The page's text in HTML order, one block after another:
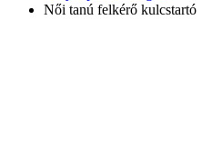
Női tanú felkérő kulcstartó